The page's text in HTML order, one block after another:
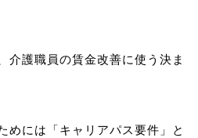
介護職員の賃金改善に使う決ま
めには「キャリアパス要件」と